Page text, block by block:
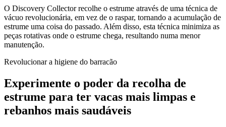
O Discovery Collector recolhe o estrume através de uma técnica de
vácuo revolucionária, em vez de o raspar, tornando a acumulação de
estrume uma coisa do passado. Além disso, esta técnica minimiza as
peças rotativas onde o estrume chega, resultando numa menor
manutenção.
Revolucionar a higiene do barracão
Experimente o poder da recolha de
estrume para ter vacas mais limpas e
rebanhos mais saudáveis